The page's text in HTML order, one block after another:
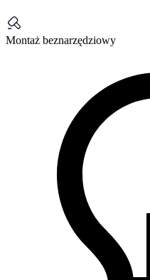
Montaż beznarzędziowy